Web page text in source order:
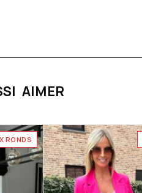
AIMER
RONDS